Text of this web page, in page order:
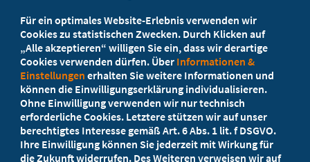
Ihr Landesverband berät Sie!
Ansprechpartner
Werden Sie jetzt Mitglied!
5 Vorteile einer Mitgliedschaft
Für ein optimales Website-Erlebnis verwenden wir
Cookies zu statistischen Zwecken. Durch Klicken auf
„Alle akzeptieren“ willigen Sie ein, dass wir derartige
Cookies verwenden dürfen. Über Informationen &
Einstellungen erhalten Sie weitere Informationen und
können die Einwilligungserklärung individualisieren.
Ohne Einwilligung verwenden wir nur technisch
erforderliche Cookies. Letztere stützen wir auf unser
berechtigtes Interesse gemäß Art. 6 Abs. 1 lit. f DSGVO.
Ihre Einwilligung können Sie jederzeit mit Wirkung für
die Zukunft widerrufen. Des Weiteren verweisen wir auf